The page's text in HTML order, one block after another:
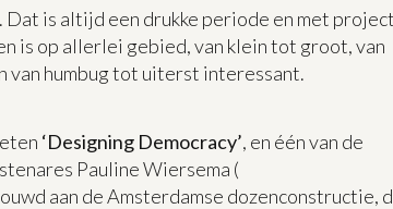
is altijd een drukke periode en met
is op allerlei gebied, van klein tot groot, van
van humbug tot uiterst interessant.
‘Designing Democracy’, en één van de
Pauline Wiersema (
aan de Amsterdamse dozenconstructie,